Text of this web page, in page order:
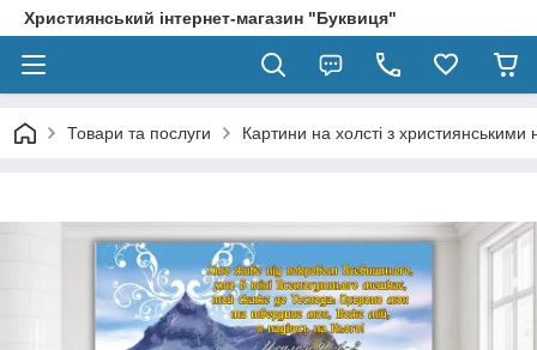
Християнський інтернет-магазин "Буквиця"
Товари та послуги Картини на холсті з християнськими